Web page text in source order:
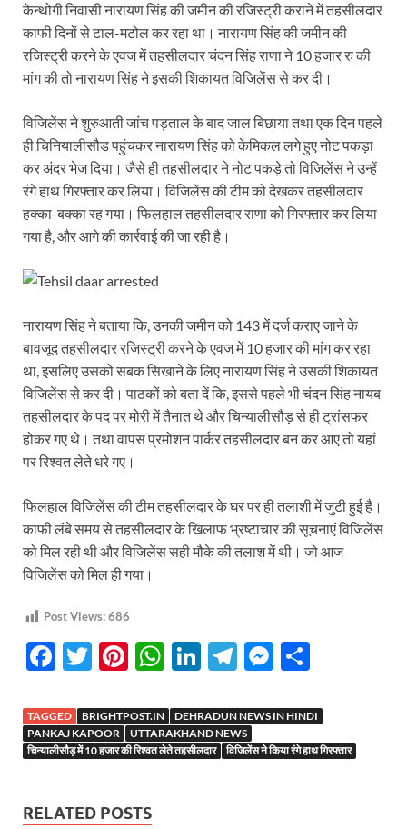
केन्थोगी निवासी नारायण सिंह की जमीन की रजिस्ट्री कराने में तहसीलदार
काफी दिनों से टाल-मटोल कर रहा था। नारायण सिंह की जमीन की
रजिस्ट्री करने के एवज में तहसीलदार चंदन सिंह राणा ने 10 हजार रु की
मांग की तो नारायण सिंह ने इसकी शिकायत विजिलेंस से कर दी।
विजिलेंस ने शुरुआती जांच पड़ताल के बाद जाल बिछाया तथा एक दिन पहले
ही चिनियालीसौड पहुंचकर नारायण सिंह को केमिकल लगे हुए नोट पकड़ा
कर अंदर भेज दिया। जैसे ही तहसीलदार ने नोट पकड़े तो विजिलेंस ने उन्हें
रंगे हाथ गिरफ्तार कर लिया। विजिलेंस की टीम को देखकर तहसीलदार
हक्का-बक्का रह गया। फिलहाल तहसीलदार राणा को गिरफ्तार कर लिया
गया है, और आगे की कार्रवाई की जा रही है।
नारायण सिंह ने बताया कि, उनकी जमीन को 143 में दर्ज कराए जाने के
बावजूद तहसीलदार रजिस्ट्री करने के एवज में 10 हजार की मांग कर रहा
था, इसलिए उसको सबक सिखाने के लिए नारायण सिंह ने उसकी शिकायत
विजिलेंस से कर दी। पाठकों को बता दें कि, इससे पहले भी चंदन सिंह नायब
तहसीलदार के पद पर मोरी में तैनात थे और चिन्यालीसौड़ से ही ट्रांसफर
होकर गए थे। तथा वापस प्रमोशन पार्कर तहसीलदार बन कर आए तो यहां
पर रिश्वत लेते धरे गए।
फिलहाल विजिलेंस की टीम तहसीलदार के घर पर ही तलाशी में जुटी हुई है।
काफी लंबे समय से तहसीलदार के खिलाफ भ्रष्टाचार की सूचनाएं विजिलेंस
को मिल रही थी और विजिलेंस सही मौके की तलाश में थी। जो आज
विजिलेंस को मिल ही गया।
Post Views:686
F
e
b
o
T
itt
er
Pi
er
es
W
at
s
Li
k
e
T
e
gr
M
se
n
ar
e
TAGGED BRIGHTPOST.IN
DEHRADUN NEWS IN HINDI
PANKAJ KAPOOR
UTTARAKHAND NEWS
चिन्यालीसौड़ में 10 हजार की रिश्वत लेते तहसीलदार
विजिलेंस ने किया रंगे हाथ गिरफ्तार
RELATED POSTS